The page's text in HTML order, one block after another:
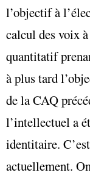
l’objectif à
calcul des voix
quantitatif
à plus tard
de la CAQ
l’intellectuel a
identitaire.
actuellement.